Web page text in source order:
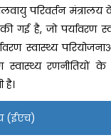
(ईएच)
परिवर्तन मंत्रालय
की गई है, जो पर्यावरण
स्वास्थ्य
स्वास्थ्य रणनीतियों
है।